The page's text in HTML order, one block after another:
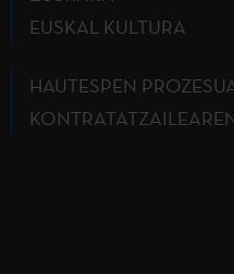
EUSKAL KULTURA
HAUTESPEN